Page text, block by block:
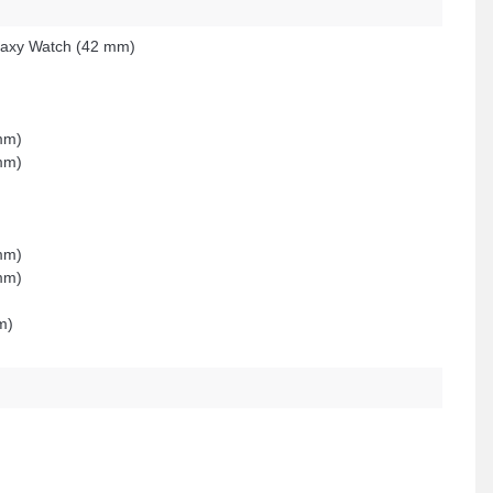
Watch (42 mm)